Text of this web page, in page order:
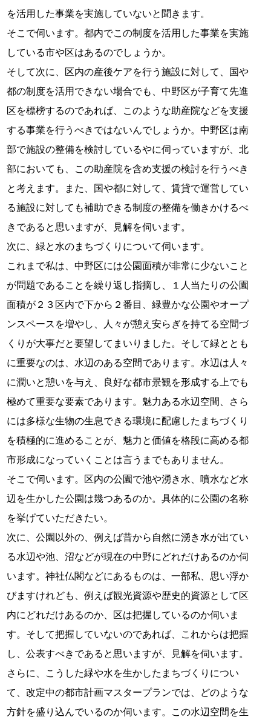
を活用した事業を実施していないと聞きます。
そこで伺います。都内でこの制度を活用した事業を実施
している市や区はあるのでしょうか。
そして次に、区内の産後ケアを行う施設に対して、国や
都の制度を活用できない場合でも、中野区が子育て先進
区を標榜するのであれば、このような助産院などを支援
する事業を行うべきではないんでしょうか。中野区は南
部で施設の整備を検討しているやに伺っていますが、北
部においても、この助産院を含め支援の検討を行うべき
と考えます。また、国や都に対して、賃貸で運営してい
る施設に対しても補助できる制度の整備を働きかけるべ
きであると思いますが、見解を伺います。
次に、緑と水のまちづくりについて伺います。
これまで私は、中野区には公園面積が非常に少ないこと
が問題であることを繰り返し指摘し、１人当たりの公園
面積が２３区内で下から２番目、緑豊かな公園やオープ
ンスペースを増やし、人々が憩え安らぎを持てる空間づ
くりが大事だと要望してまいりました。そして緑ととも
に重要なのは、水辺のある空間であります。水辺は人々
に潤いと憩いを与え、良好な都市景観を形成する上でも
極めて重要な要素であります。魅力ある水辺空間、さら
には多様な生物の生息できる環境に配慮したまちづくり
を積極的に進めることが、魅力と価値を格段に高める都
市形成になっていくことは言うまでもありません。
そこで伺います。区内の公園で池や湧き水、噴水など水
辺を生かした公園は幾つあるのか。具体的に公園の名称
を挙げていただきたい。
次に、公園以外の、例えば昔から自然に湧き水が出てい
る水辺や池、沼などが現在の中野にどれだけあるのか伺
います。神社仏閣などにあるものは、一部私、思い浮か
びますけれども、例えば観光資源や歴史的資源として区
内にどれだけあるのか、区は把握しているのか伺いま
す。そして把握していないのであれば、これからは把握
し、公表すべきであると思いますが、見解を伺います。
さらに、こうした緑や水を生かしたまちづくりについ
て、改定中の都市計画マスタープランでは、どのような
方針を盛り込んでいるのか伺います。この水辺空間を生